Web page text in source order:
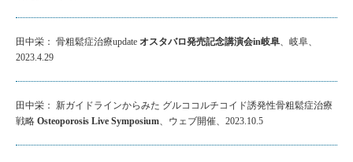
田中栄： 骨粗鬆症治療update オスタバロ発売記念講演会in岐阜、岐阜、
2023.4.29
田中栄： 新ガイドラインからみた グルココルチコイド誘発性骨粗鬆症治療
戦略 Osteoporosis Live Symposium、ウェブ開催、2023.10.5